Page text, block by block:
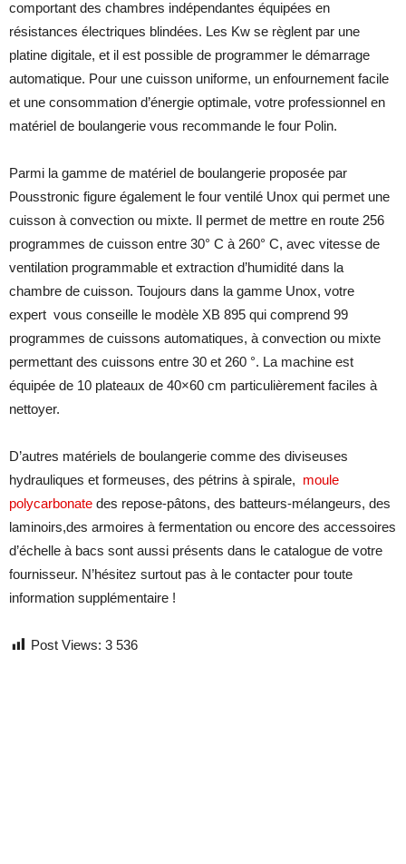
comportant des chambres indépendantes équipées en
résistances électriques blindées. Les Kw se règlent par une
platine digitale, et il est possible de programmer le démarrage
automatique. Pour une cuisson uniforme, un enfournement facile
et une consommation d’énergie optimale, votre professionnel en
matériel de boulangerie vous recommande le four Polin.
Parmi la gamme de matériel de boulangerie proposée par
Pousstronic figure également le four ventilé Unox qui permet une
cuisson à convection ou mixte. Il permet de mettre en route 256
programmes de cuisson entre 30° C à 260° C, avec vitesse de
ventilation programmable et extraction d’humidité dans la
chambre de cuisson. Toujours dans la gamme Unox, votre
expert vous conseille le modèle XB 895 qui comprend 99
programmes de cuissons automatiques, à convection ou mixte
permettant des cuissons entre 30 et 260 °. La machine est
équipée de 10 plateaux de 40×60 cm particulièrement faciles à
nettoyer.
D’autres matériels de boulangerie comme des diviseuses
hydrauliques et formeuses, des pétrins à spirale, moule
polycarbonate des repose-pâtons, des batteurs-mélangeurs, des
laminoirs,des armoires à fermentation ou encore des accessoires
d’échelle à bacs sont aussi présents dans le catalogue de votre
fournisseur. N’hésitez surtout pas à le contacter pour toute
information supplémentaire !
Post Views: 3 536